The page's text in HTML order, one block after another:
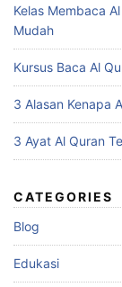
Kelas Membaca
Mudah
Kursus Baca Al
3 Alasan Kenapa
3 Ayat Al Quran
CATEGORIES
Blog
Edukasi